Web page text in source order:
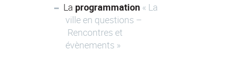
La programmation « La
ville en questions –
Rencontres et
évènements »